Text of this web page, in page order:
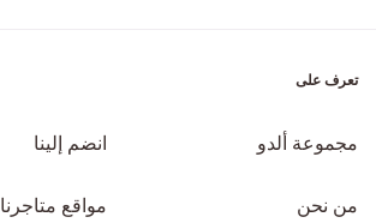
تعرف على
مجموعة ألدو انضم إلينا
من نحن مواقع متاجرنا